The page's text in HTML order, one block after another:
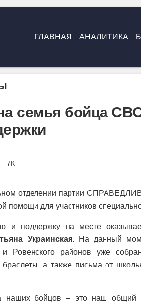
ГЛАВНАЯ АНАЛИТИКА
семья бойца
7К
отделении партии
помощи для участников
и поддержку на месте
Украинская. На данный
и Ровенского районов уже
браслеты, а также письма от
наших бойцов – это наш общий